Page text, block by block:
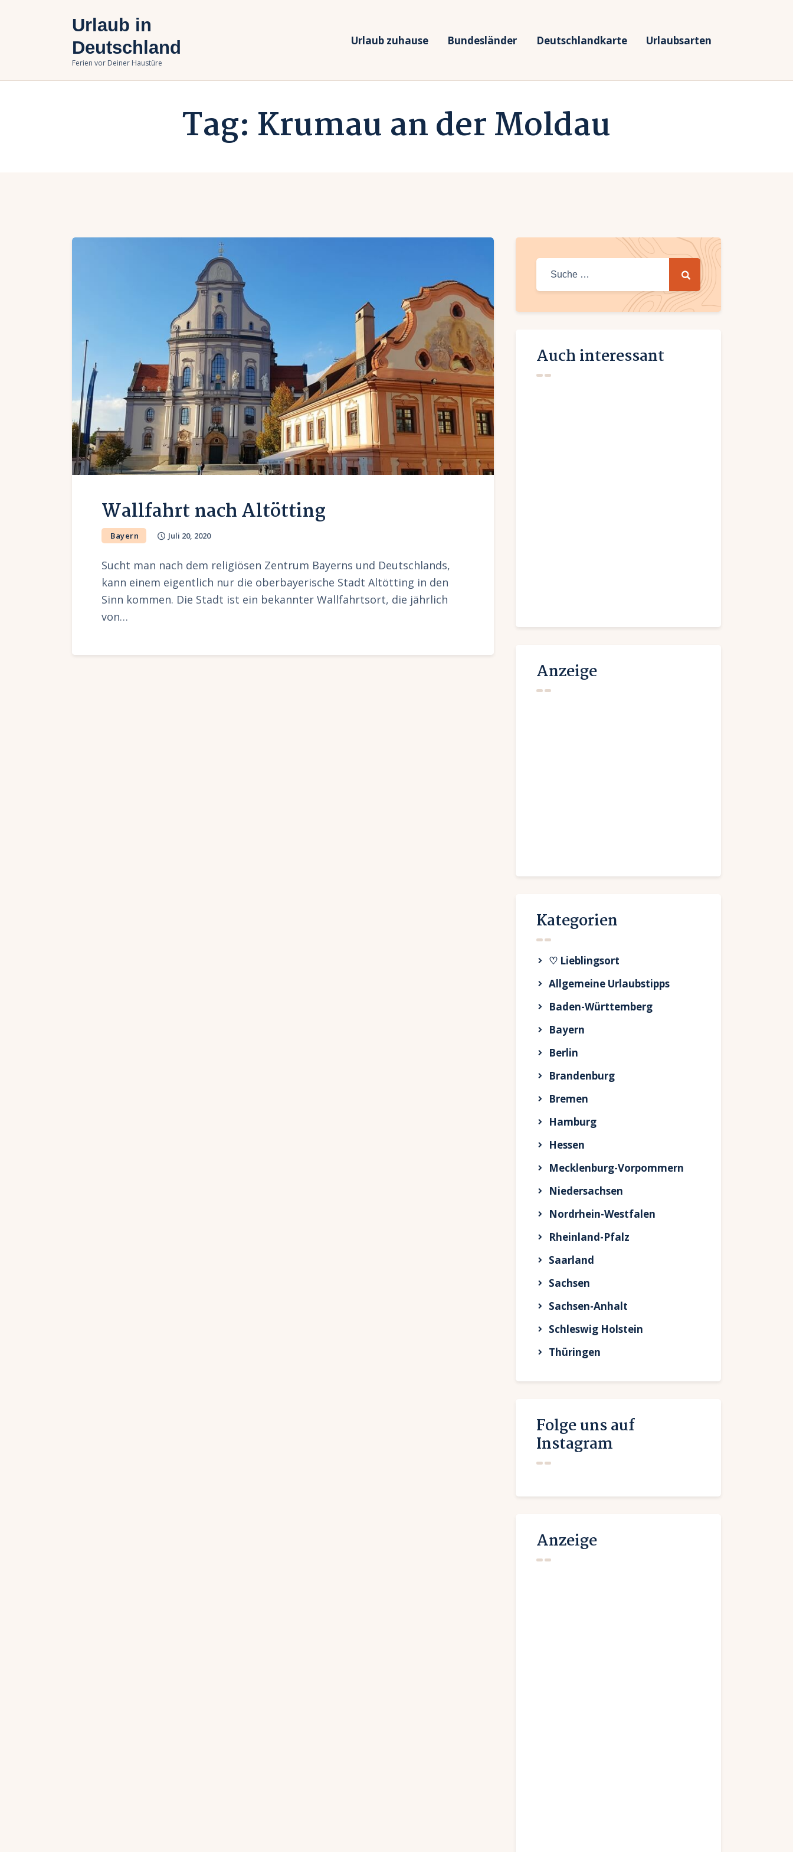
Urlaub in
Deutschland
Ferien vor Deiner Haustüre
Urlaub zuhause Bundesländer Deutschlandkarte Urlaubsarten
Tag: Krumau an der Moldau
Bundesländer
Urlaubsarten
Wallfahrt nach Altötting
Bayern Juli 20, 2020
Sucht man nach dem religiösen Zentrum Bayerns und Deutschlands,
kann einem eigentlich nur die oberbayerische Stadt Altötting in den
Sinn kommen. Die Stadt ist ein bekannter Wallfahrtsort, die jährlich
von…
Auch interessant
Anzeige
Kategorien
♡ Lieblingsort
Allgemeine Urlaubstipps
Baden-Württemberg
Bayern
Berlin
Brandenburg
Bremen
Hamburg
Hessen
Mecklenburg-Vorpommern
Niedersachsen
Nordrhein-Westfalen
Rheinland-Pfalz
Saarland
Sachsen
Sachsen-Anhalt
Schleswig Holstein
Thüringen
Folge uns auf
Instagram
Anzeige